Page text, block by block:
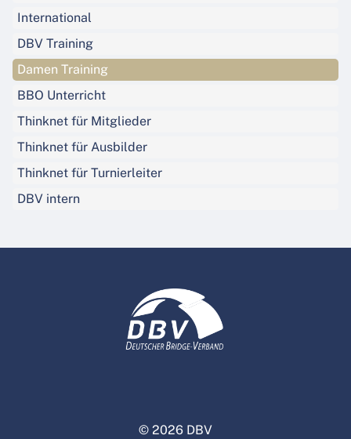
International
DBV Training
Damen Training
BBO Unterricht
Thinknet für Mitglieder
Thinknet für Ausbilder
Thinknet für Turnierleiter
DBV intern
© 2026 DBV